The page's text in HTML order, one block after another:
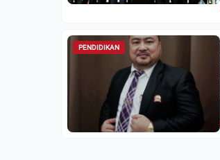
PENDIDIKAN